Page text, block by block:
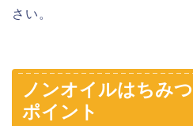
さい。
ノンオイルはちみ
ポイント